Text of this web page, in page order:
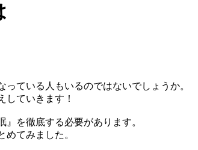
ている人もいるのではないでしょうか。
していきます！
』
を徹底する必要があります。
てみました。